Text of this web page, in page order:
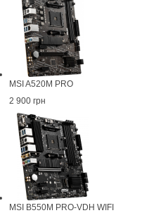
MSI A520M PRO
2 900 грн
MSI B550M PRO-VDH WIFI